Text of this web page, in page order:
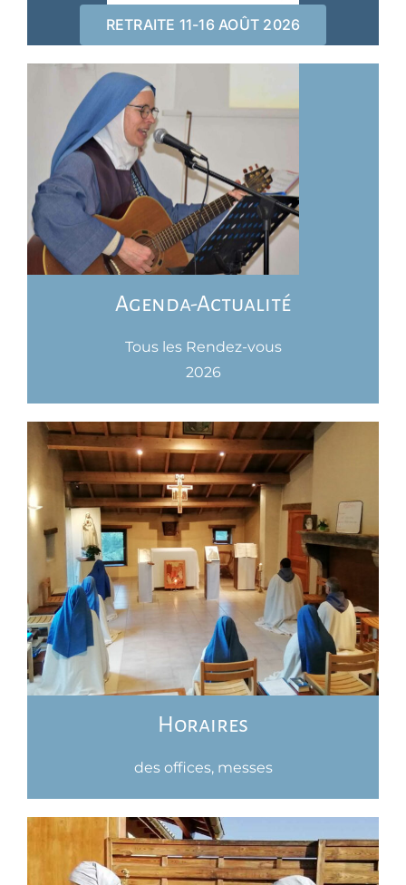
RETRAITE 11-16 AOÛT 2026
Agenda-Actualité
Tous les Rendez-vous
2026
Horaires
des offices, messes